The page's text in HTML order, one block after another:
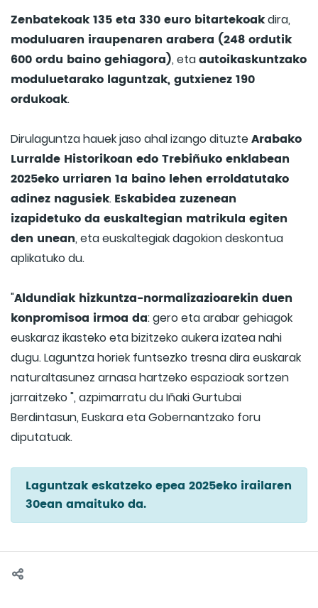
Zenbatekoak 135 eta 330 euro bitartekoakdira,
moduluaren iraupenaren arabera (248 ordutik
600 ordu baino gehiagora), etaautoikaskuntzako
moduluetarako laguntzak, gutxienez 190
ordukoak.
Dirulaguntza hauek jaso ahal izango dituzteArabako
Lurralde Historikoan edo Trebiñuko enklabean
2025eko urriaren 1a baino lehen erroldatutako
adinez nagusiek. Eskabidea zuzenean
izapidetuko da euskaltegian matrikula egiten
den unean, eta euskaltegiak dagokion deskontua
aplikatuko du.
"Aldundiak hizkuntza-normalizazioarekin duen
konpromisoa irmoa da: gero eta arabar gehiagok
euskaraz ikasteko eta bizitzeko aukera izatea nahi
dugu. Laguntza horiek funtsezko tresna dira euskarak
naturaltasunez arnasa hartzeko espazioak sortzen
jarraitzeko ", azpimarratu du Iñaki Gurtubai
Berdintasun, Euskara eta Gobernantzako foru
diputatuak.
Laguntzak eskatzeko epea 2025eko irailaren
30ean amaituko da.